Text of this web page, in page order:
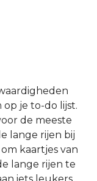
je to-do lijst.
de meeste
lange rijen bij
kaartjes van
lange rijen te